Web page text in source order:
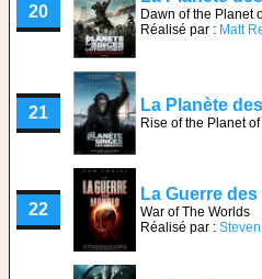
20
Dawn of the Planet
Réalisé par : Matt
21 La Planète
Rise of the Planet
22
La Guerre
War of The Worlds
Réalisé par :